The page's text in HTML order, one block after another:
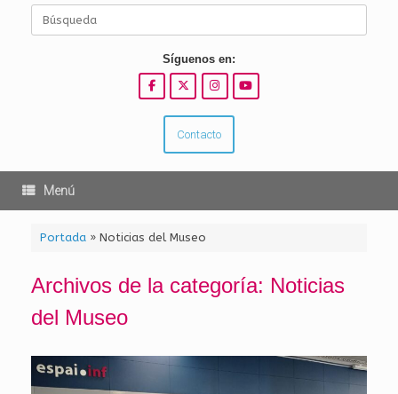
Buscar:
Síguenos en:
Contacto
Menú
Portada» Noticias del Museo
Archivos de la categoría: Noticias
del Museo